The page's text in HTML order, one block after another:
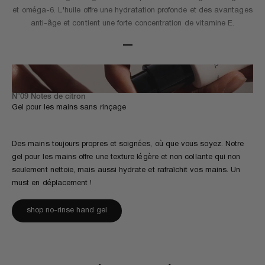
et oméga-6. L'huile offre une hydratation profonde et des avantages
anti-âge et contient une forte concentration de vitamine E.
N°09 Notes de citron
Gel pour les mains sans rinçage
Des mains toujours propres et soignées, où que vous soyez. Notre
gel pour les mains offre une texture légère et non collante qui non
seulement nettoie, mais aussi hydrate et rafraîchit vos mains. Un
must en déplacement !
shop no-rinse hand gel